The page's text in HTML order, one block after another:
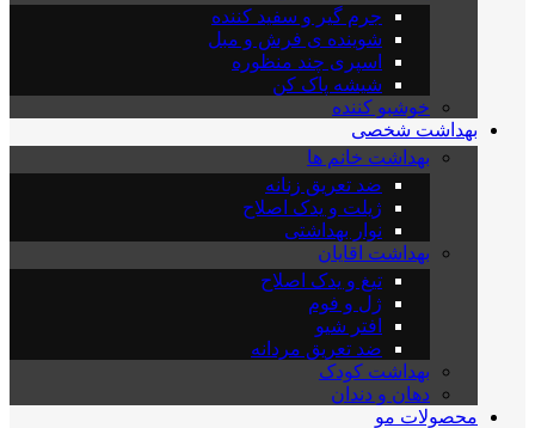
جرم گیر و سفید کننده
شوینده ی فرش و مبل
اسپری چند منظوره
شیشه پاک کن
خوشبو کننده
بهداشت شخصی
بهداشت خانم ها
ضد تعریق زنانه
ژیلت و یدک اصلاح
نوار بهداشتی
بهداشت اقایان
تیغ و یدک اصلاح
ژل و فوم
افتر شیو
ضد تعریق مردانه
بهداشت کودک
دهان و دندان
محصولات مو